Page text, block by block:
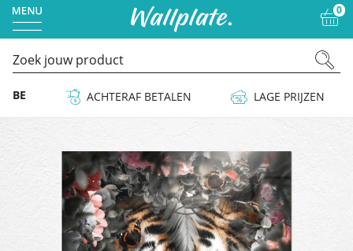
0
BE ACHTERAF BETALEN LAGE PRIJZEN